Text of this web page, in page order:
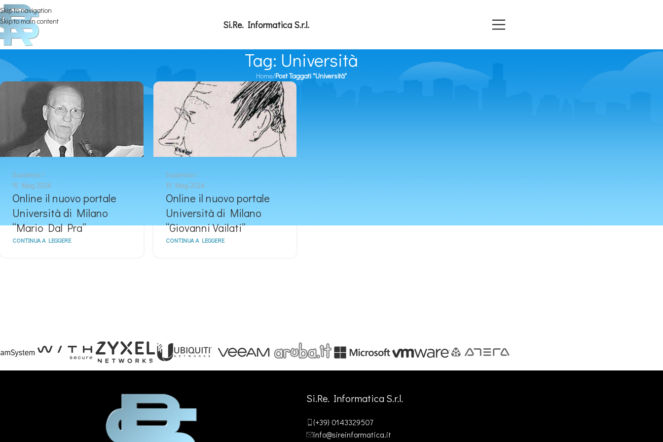
Skip to navigation
Skip to main content
Si.Re. Informatica S.r.l.
Tag: Università
Home/Post Taggati "Università"
Successo
15 Mag 2024
Online il nuovo portale
Università di Milano
“Mario Dal Pra”
CONTINUA A LEGGERE
Successo
15 Mag 2024
Online il nuovo portale
Università di Milano
“Giovanni Vailati”
CONTINUA A LEGGERE
Si.Re. Informatica S.r.l.
(+39) 0143329507
info@sireinformatica.it